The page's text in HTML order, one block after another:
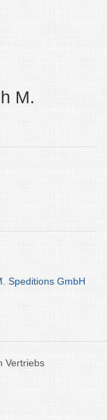
M.
Speditions GmbH
Vertriebs